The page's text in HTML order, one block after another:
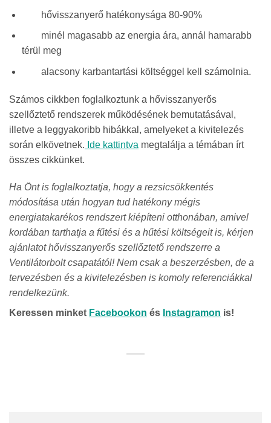
hővisszanyerő hatékonysága 80-90%
minél magasabb az energia ára, annál hamarabb
térül meg
alacsony karbantartási költséggel kell számolnia.
Számos cikkben foglalkoztunk a hővisszanyerős
szellőztető rendszerek működésének bemutatásával,
illetve a leggyakoribb hibákkal, amelyeket a kivitelezés
során elkövetnek. Ide kattintva megtalálja a témában írt
összes cikkünket.
Ha Önt is foglalkoztatja, hogy a rezsicsökkentés
módosítása után hogyan tud hatékony mégis
energiatakarékos rendszert kiépíteni otthonában, amivel
kordában tarthatja a fűtési és a hűtési költségeit is, kérjen
ajánlatot hővisszanyerős szellőztető rendszerre a
Ventilátorbolt csapatától! Nem csak a beszerzésben, de a
tervezésben és a kivitelezésben is komoly referenciákkal
rendelkezünk.
Keressen minket Facebookon és Instagramon is!